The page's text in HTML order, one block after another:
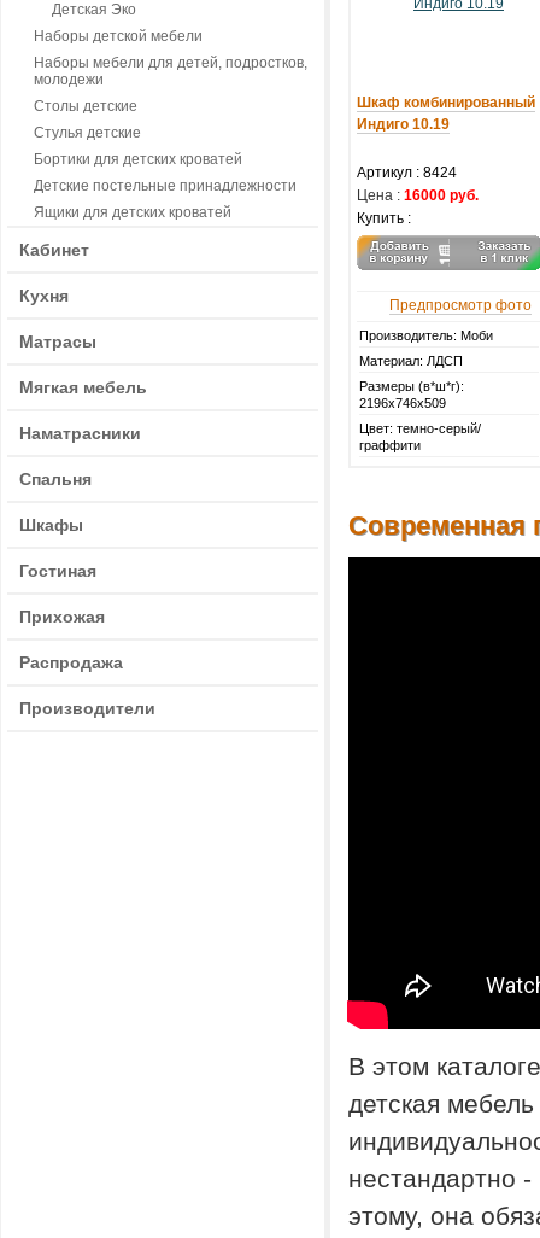
Детская Эко
Наборы детской мебели
Наборы мебели для детей, подростков,
молодежи
Столы детские
Стулья детские
Бортики для детских кроватей
Детские постельные принадлежности
Ящики для детских кроватей
Кабинет
Кухня
Матрасы
Мягкая мебель
Наматрасники
Спальня
Шкафы
Гостиная
Прихожая
Распродажа
Производители
Шкаф комбинированный
Индиго 10.19
Артикул : 8424
Цена : 16000 руб.
Купить :
Предпросмотр фото
Производитель: Моби
Материал: ЛДСП
Размеры (в*ш*г):
2196х746х509
Цвет: темно-серый/
граффити
Современная
В этом
детская
нестандартно
этому, она